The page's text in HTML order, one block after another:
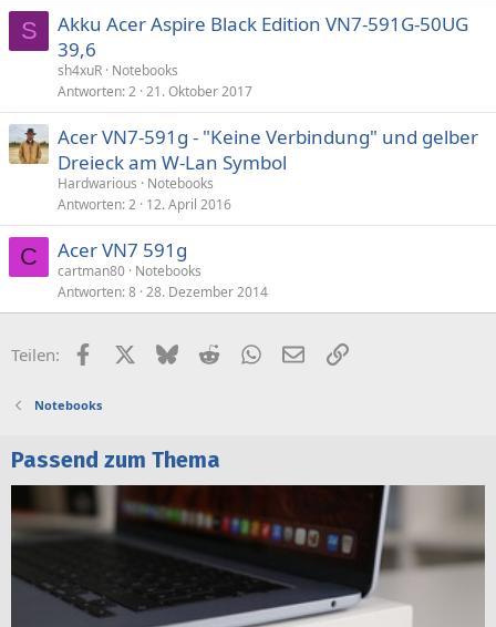
S
Akku Acer Aspire Black Edition VN7-591G-50UG
39,6
sh4xuR Notebooks
Antworten 2 21. Oktober 2017
Acer VN7-591g - "Keine Verbindung" und gelber
Dreieck am W-Lan Symbol
Hardwarious
Notebooks
Antworten 2 12. April 2016
C Acer VN7 591g
cartman80 Notebooks
Antworten 8 28. Dezember 2014
Teilen: FacebookX (Twitter)
BlueskyRedditWhatsApp
E-MailLink
Notebooks
Passend zum Thema